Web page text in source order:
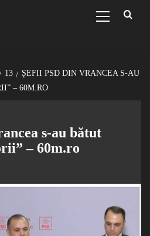
Menu
13
ȘEFII PSD DIN VRANCEA S-AU
– 60M.RO
s-au bătut
– 60m.ro